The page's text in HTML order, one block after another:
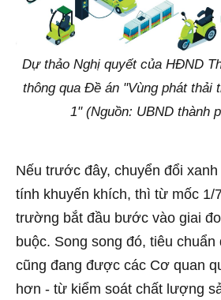
Dự thảo Nghị quyết của HĐND
thông qua Đề án "Vùng phát thải
1" (Nguồn: UBND thành
Nếu trước đây, chuyển đổi
tính khuyến khích, thì từ mốc 1/
trường bắt đầu bước vào giai
buộc. Song song đó, tiêu chuẩn
cũng đang được các Cơ quan
hơn - từ kiểm soát chất lượng